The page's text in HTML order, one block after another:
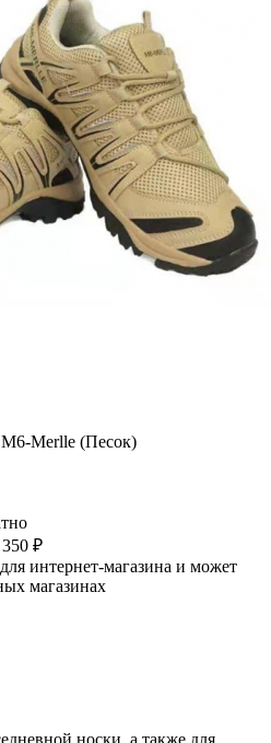
Merlle (Песок)
350 ₽
интернет-магазина и может
магазинах
носки, а также для